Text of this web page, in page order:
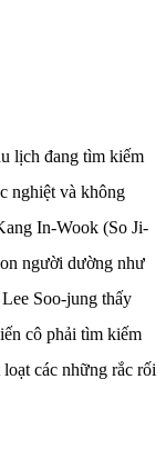
lịch đang tìm kiếm
nghiệt và không
In-Wook (So Ji-
người dường như
Soo-jung thấy
cô phải tìm kiếm
các những rắc rối